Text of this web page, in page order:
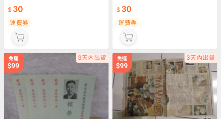
30
運費券
30
運費券